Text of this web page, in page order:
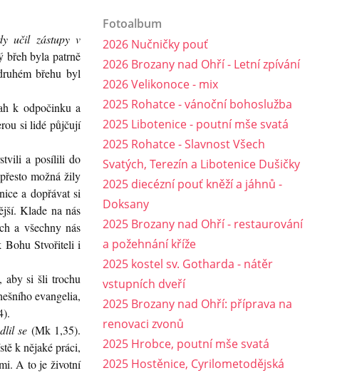
učil zástupy v
byla patrně
břehu byl
k odpočinku a
si lidé půjčují
a posílili do
možná žily
a dopřávat si
Klade na nás
a všechny nás
Bohu Stvořiteli i
aby si šli trochu
evangelia,
se(Mk 1,35).
k nějaké práci,
A to je životní
Fotoalbum
2026 Nučničky pouť
2026 Brozany nad Ohří - Letní zpívání
2026 Velikonoce - mix
2025 Rohatce - vánoční bohoslužba
2025 Libotenice - poutní mše svatá
2025 Rohatce - Slavnost Všech
Svatých, Terezín a Libotenice Dušičky
2025 diecézní pouť kněží a jáhnů -
Doksany
2025 Brozany nad Ohří - restaurování
a požehnání kříže
2025 kostel sv. Gotharda - nátěr
vstupních dveří
2025 Brozany nad Ohří: příprava na
renovaci zvonů
2025 Hrobce, poutní mše svatá
2025 Hostěnice, Cyrilometodějská